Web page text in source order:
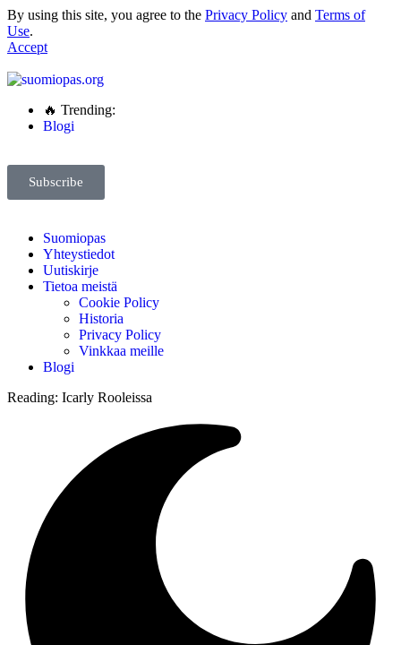
By using this site, you agree to the Privacy Policy and Terms of
Use.
Accept
🔥 Trending:
Blogi
Subscribe
Suomiopas
Yhteystiedot
Uutiskirje
Tietoa meistä
Cookie Policy
Historia
Privacy Policy
Vinkkaa meille
Blogi
Reading: Icarly Rooleissa